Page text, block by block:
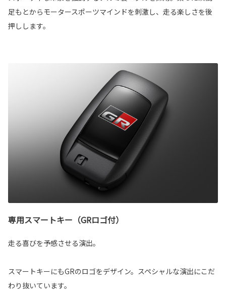
足もとからモータースポーツマインドを刺激し、走る楽しさを後
押しします。
専用スマートキー（GRロゴ付）
走る喜びを予感させる演出。
スマートキーにもGRのロゴをデザイン。スペシャルな演出にこだ
わり抜いています。